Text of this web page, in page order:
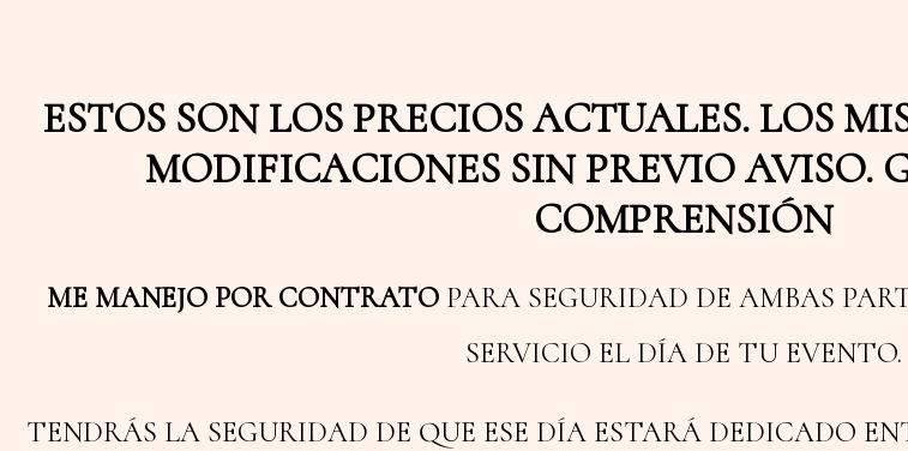
ESTOS SON LOS PRECIOS ACTUALES. LOS
MODIFICACIONES SIN PREVIO AVISO.
COMPRENSIÓN
ME MANEJO POR CONTRATOPARA SEGURIDAD DE AMBAS
SERVICIO EL DÍA DE TU EVENTO.
TENDRÁS LA SEGURIDAD DE QUE ESE DÍA ESTARÁ DEDICADO